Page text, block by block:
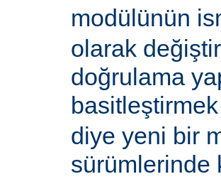
modülünün
olarak
doğrulama
diye yeni bir
sürümlerinde